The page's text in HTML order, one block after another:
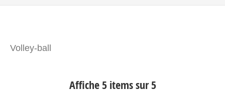
Volley-ball
Affiche 5 items sur 5